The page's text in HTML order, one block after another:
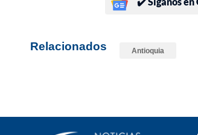
Relacionados Antioquia